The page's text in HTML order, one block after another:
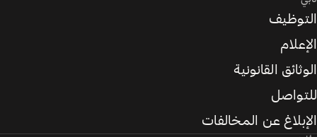
التوظيف
الإعلام
الوثائق القانونية
للتواصل
الإبلاغ عن المخالفات